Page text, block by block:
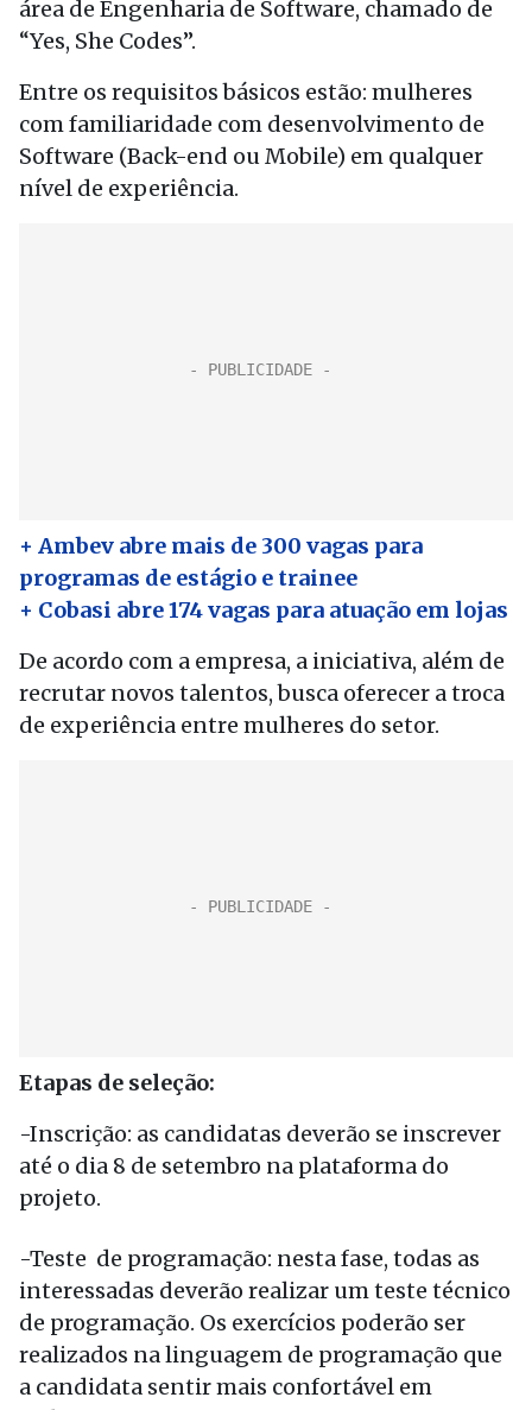
área de Engenharia de Software, chamado de
“Yes, She Codes”.
Entre os requisitos básicos estão: mulheres
com familiaridade com desenvolvimento de
Software (Back-end ou Mobile) em qualquer
nível de experiência.
+ Ambev abre mais de 300 vagas para
programas de estágio e trainee
+ Cobasi abre 174 vagas para atuação em lojas
De acordo com a empresa, a iniciativa, além de
recrutar novos talentos, busca oferecer a troca
de experiência entre mulheres do setor.
Etapas de seleção:
-Inscrição: as candidatas deverão se inscrever
até o dia 8 de setembro na plataforma do
projeto.
-Teste de programação: nesta fase, todas as
interessadas deverão realizar um teste técnico
de programação. Os exercícios poderão ser
realizados na linguagem de programação que
a candidata sentir mais confortável em